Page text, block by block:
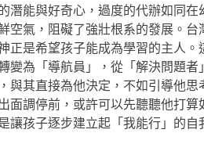
潛能與好奇心，過度的代辦如同
空氣，阻礙了強壯根系的發展。
正是希望孩子能成為學習的主人
變為「導航員」，從「解決問題
與其直接為他決定，不如引導他
面調停前，或許可以先聽聽他打
讓孩子逐步建立起「我能行」的